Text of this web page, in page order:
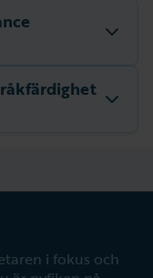
– undefined
i fokus och